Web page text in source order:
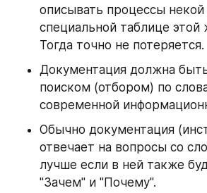
описывать процессы
специальной таблице
Тогда точно не потеряется.
Документация должна
поиском (отбором) по
современной
Обычно документация
отвечает на вопросы со
лучше если в ней также
"Зачем" и "Почему".